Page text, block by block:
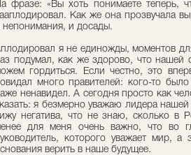
фразе: «Вы хоть понимаете теперь,
Как же она прозвучала
непонимания, и досады.
я не единожды, моментов
подумал, как же здорово, что нашей
гордиться. Если честно, это
много правителей: кого-то
ненавидел. А сегодня просто как
я безмерно уважаю лидера
негатива, что не знаю, сколько в
для меня очень важно, что во
которого уважает мир,
верить в наше будущее.